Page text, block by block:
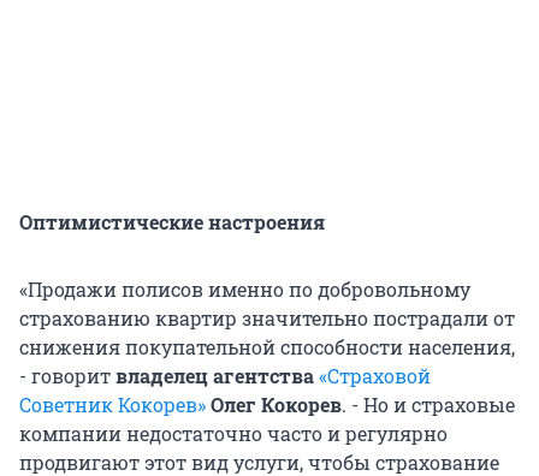
Оптимистические настроения
«Продажи полисов именно по добровольному
страхованию квартир значительно пострадали от
снижения покупательной способности населения,
- говоритвладелец агентства«Страховой
Советник Кокорев»Олег Кокорев. - Но и страховые
компании недостаточно часто и регулярно
продвигают этот вид услуги, чтобы страхование